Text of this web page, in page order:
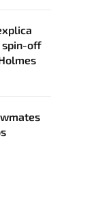
spin-off